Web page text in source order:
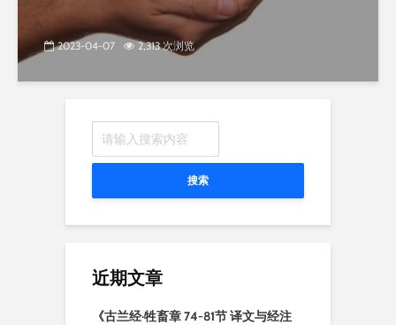
2023-04-07 2,313 次浏览
搜索
近期文章
《古兰经·牲畜章 74-81节 译文与经注